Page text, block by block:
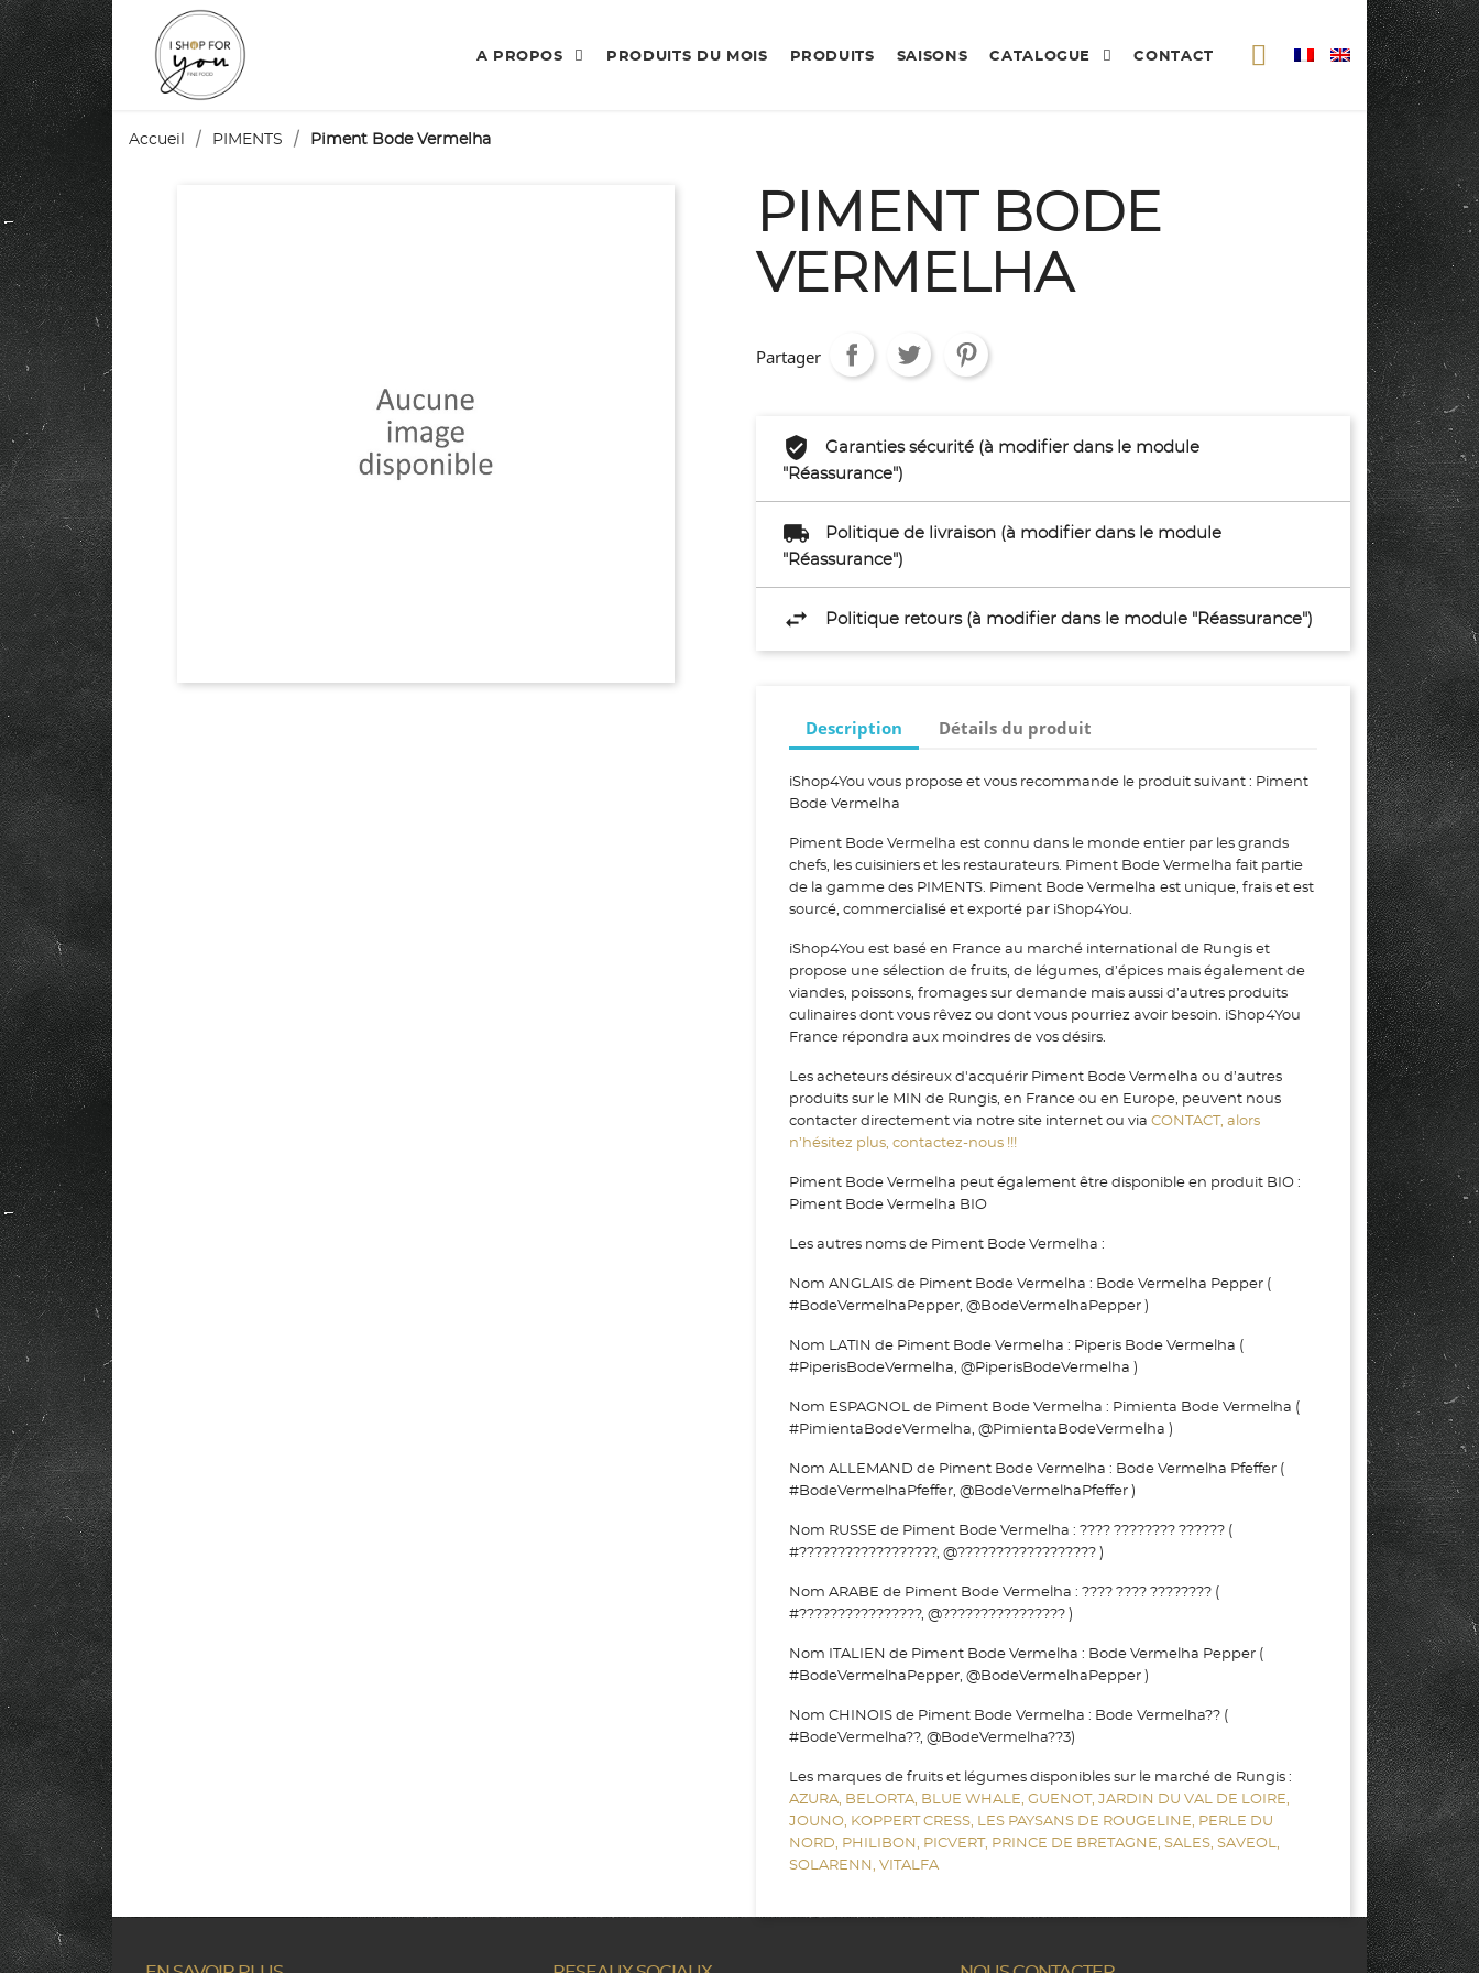
A PROPOS PRODUITS DU MOIS PRODUITS SAISONS CATALOGUE CONTACT
Accueil PIMENTS Piment Bode Vermelha
PIMENT BODE
VERMELHA
Partager
Garanties sécurité (à modifier dans le module
"Réassurance")
Politique de livraison (à modifier dans le module
"Réassurance")
Politique retours (à modifier dans le module "Réassurance")
Description Détails du produit
iShop4You vous propose et vous recommande le produit suivant : Piment
Bode Vermelha
Piment Bode Vermelha est connu dans le monde entier par les grands
chefs, les cuisiniers et les restaurateurs. Piment Bode Vermelha fait partie
de la gamme des PIMENTS. Piment Bode Vermelha est unique, frais et est
sourcé, commercialisé et exporté par iShop4You.
iShop4You est basé en France au marché international de Rungis et
propose une sélection de fruits, de légumes, d’épices mais également de
viandes, poissons, fromages sur demande mais aussi d’autres produits
culinaires dont vous rêvez ou dont vous pourriez avoir besoin. iShop4You
France répondra aux moindres de vos désirs.
Les acheteurs désireux d'acquérir Piment Bode Vermelha ou d’autres
produits sur le MIN de Rungis, en France ou en Europe, peuvent nous
contacter directement via notre site internet ou via CONTACT, alors
n’hésitez plus, contactez-nous !!!
Piment Bode Vermelha peut également être disponible en produit BIO :
Piment Bode Vermelha BIO
Les autres noms de Piment Bode Vermelha :
Nom ANGLAIS de Piment Bode Vermelha : Bode Vermelha Pepper (
#BodeVermelhaPepper, @BodeVermelhaPepper )
Nom LATIN de Piment Bode Vermelha : Piperis Bode Vermelha (
#PiperisBodeVermelha, @PiperisBodeVermelha )
Nom ESPAGNOL de Piment Bode Vermelha : Pimienta Bode Vermelha (
#PimientaBodeVermelha, @PimientaBodeVermelha )
Nom ALLEMAND de Piment Bode Vermelha : Bode Vermelha Pfeffer (
#BodeVermelhaPfeffer, @BodeVermelhaPfeffer )
Nom RUSSE de Piment Bode Vermelha : ???? ???????? ?????? (
#??????????????????, @?????????????????? )
Nom ARABE de Piment Bode Vermelha : ???? ???? ???????? (
#????????????????, @???????????????? )
Nom ITALIEN de Piment Bode Vermelha : Bode Vermelha Pepper (
#BodeVermelhaPepper, @BodeVermelhaPepper )
Nom CHINOIS de Piment Bode Vermelha : Bode Vermelha?? (
#BodeVermelha??, @BodeVermelha??3)
Les marques de fruits et légumes disponibles sur le marché de Rungis :
AZURA, BELORTA, BLUE WHALE, GUENOT, JARDIN DU VAL DE LOIRE,
JOUNO, KOPPERT CRESS, LES PAYSANS DE ROUGELINE, PERLE DU
NORD, PHILIBON, PICVERT, PRINCE DE BRETAGNE, SALES, SAVEOL,
SOLARENN, VITALFA